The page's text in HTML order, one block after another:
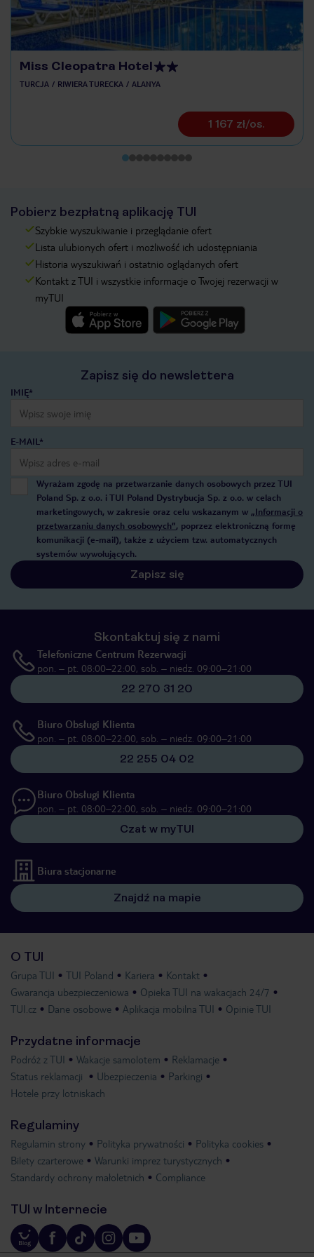
Miss Cleopatra Hotel
TURCJA RIWIERA TURECKA ALANYA
1 167 zł/os.
Pobierz bezpłatną aplikację TUI
Szybkie wyszukiwanie i przeglądanie ofert
Lista ulubionych ofert i możliwość ich udostępniania
Historia wyszukiwań i ostatnio oglądanych ofert
Kontakt z TUI i wszystkie informacje o Twojej rezerwacji w
myTUI
Zapisz się do newslettera
IMIĘ*
E-MAIL*
Wyrażam zgodę na przetwarzanie danych osobowych przez TUI
Poland Sp. z o.o. i TUI Poland Dystrybucja Sp. z o.o. w celach
marketingowych, w zakresie oraz celu wskazanym w „Informacji o
przetwarzaniu danych osobowych”, poprzez elektroniczną formę
komunikacji (e-mail), także z użyciem tzw. automatycznych
systemów wywołujących.
Zapisz się
Skontaktuj się z nami
Telefoniczne Centrum Rezerwacji
pon. – pt. 08:00–22:00, sob. – niedz. 09:00–21:00
22 270 31 20
Biuro Obsługi Klienta
pon. – pt. 08:00–22:00, sob. – niedz. 09:00–21:00
22 255 04 02
Biuro Obsługi Klienta
pon. – pt. 08:00–22:00, sob. – niedz. 09:00–21:00
Czat w myTUI
Biura stacjonarne
Znajdź na mapie
O TUI
Grupa TUI TUI Poland Kariera
Kontakt
Gwarancja ubezpieczeniowa
Opieka TUI na wakacjach 24/7
TUI.cz
Dane osobowe Aplikacja mobilna TUI Opinie TUI
Przydatne informacje
Podróż z TUI Wakacje samolotem
Reklamacje
Status reklamacji
Ubezpieczenia
Parkingi
Hotele przy lotniskach
Regulaminy
Regulamin strony Polityka prywatności
Polityka cookies
Bilety czarterowe
Warunki imprez turystycznych
Standardy ochrony małoletnich
Compliance
TUI w Internecie